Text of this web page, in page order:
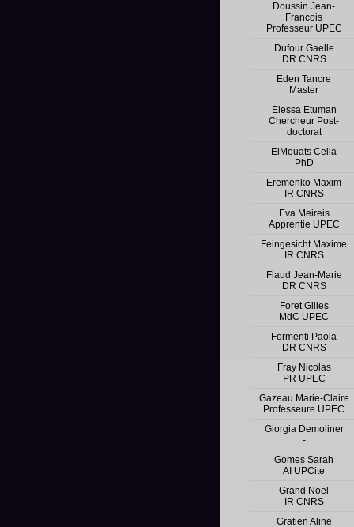
Doussin Jean-
Francois
Professeur UPEC
Dufour Gaelle
DR CNRS
Eden Tancre
Master
Elessa Etuman
Chercheur Post-
doctorat
ElMouats Celia
PhD
Eremenko Maxim
IR CNRS
Eva Meireis
Apprentie UPEC
Feingesicht Maxime
IR CNRS
Flaud Jean-Marie
DR CNRS
Foret Gilles
MdC UPEC
Formenti Paola
DR CNRS
Fray Nicolas
PR UPEC
Gazeau Marie-Claire
Professeure UPEC
Giorgia Demoliner
-
Gomes Sarah
AI UPCite
Grand Noel
IR CNRS
Gratien Aline